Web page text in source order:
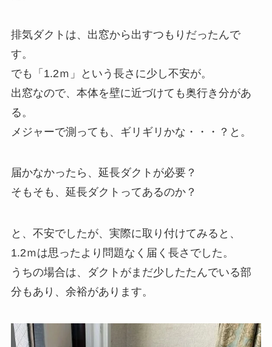
排気ダクトは、出窓から出すつもりだったんで
す。
でも「1.2ｍ」という長さに少し不安が。
出窓なので、本体を壁に近づけても奥行き分があ
る。
メジャーで測っても、ギリギリかな・・・？と。
届かなかったら、延長ダクトが必要？
そもそも、延長ダクトってあるのか？
と、不安でしたが、実際に取り付けてみると、
1.2ｍは思ったより問題なく届く長さでした。
うちの場合は、ダクトがまだ少したたんでいる部
分もあり、余裕があります。